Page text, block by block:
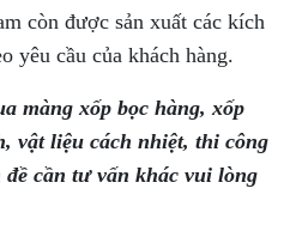
còn được sản xuất các kích
yêu cầu của khách hàng.
màng xốp bọc hàng, xốp
vật liệu cách nhiệt, thi công
cần tư vấn khác vui lòng